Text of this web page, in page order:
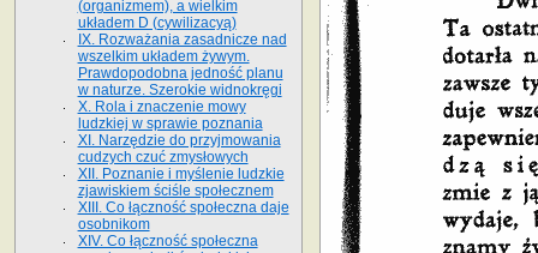
(organizmem), a wielkim
układem D (cywilizacyą)
IX. Rozważania zasadnicze nad
wszelkim układem żywym.
Prawdopodobna jedność planu
w naturze. Szerokie widnokręgi
X. Rola i znaczenie mowy
ludzkiej w sprawie poznania
XI. Narzędzie do przyjmowania
cudzych czuć zmysłowych
XII. Poznanie i myślenie ludzkie
zjawiskiem ściśle społecznem
XIII. Co łączność społeczna daje
osobnikom
XIV. Co łączność społeczna